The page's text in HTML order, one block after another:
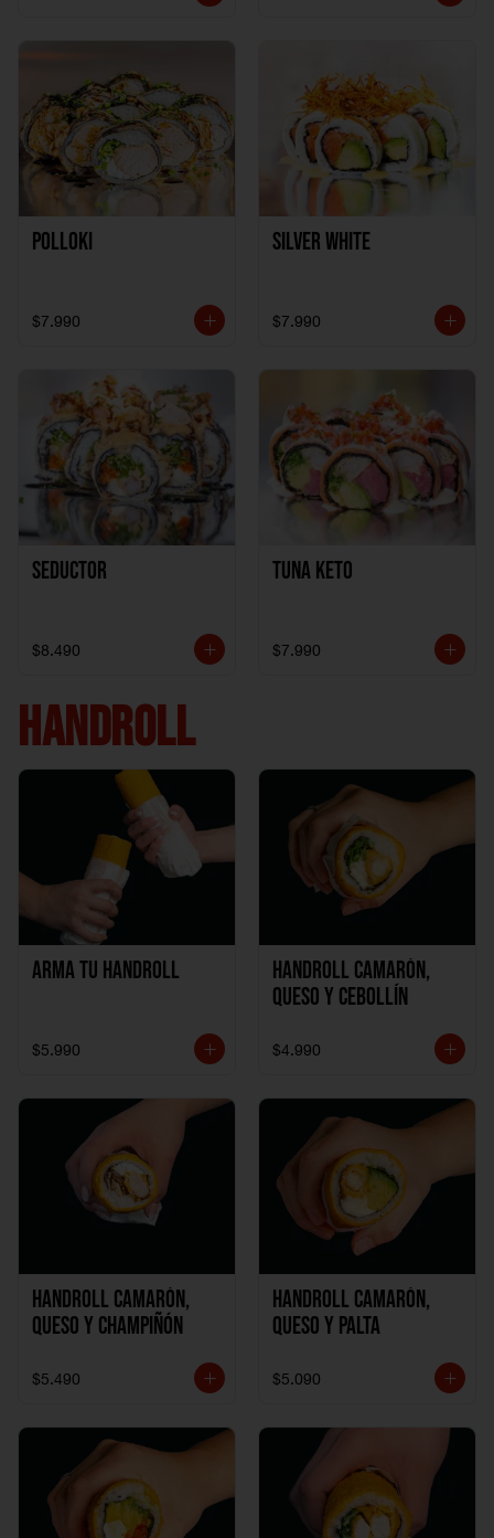
Polloki
$7.990
SILVER WHITE
$7.990
Seductor
$8.490
TUNA KETO
$7.990
HANDROLL
Arma tu handroll
$5.990
Handroll Camarón,
Queso y Cebollín
$4.990
Handroll Camarón,
Queso y Champiñón
$5.490
Handroll Camarón,
Queso y Palta
$5.090